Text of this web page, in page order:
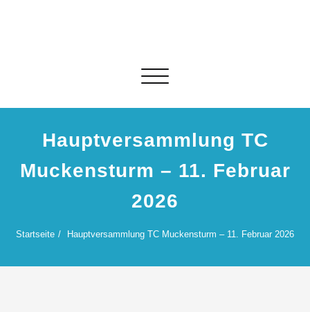
Schalte Navigation
Hauptversammlung TC
Muckensturm – 11. Februar
2026
Startseite Hauptversammlung TC Muckensturm – 11. Februar 2026